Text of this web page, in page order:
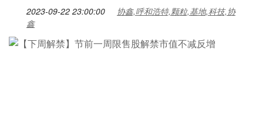
2023-09-22 23:00:00
协鑫,呼和浩特,颗粒,基地,科技,协
鑫